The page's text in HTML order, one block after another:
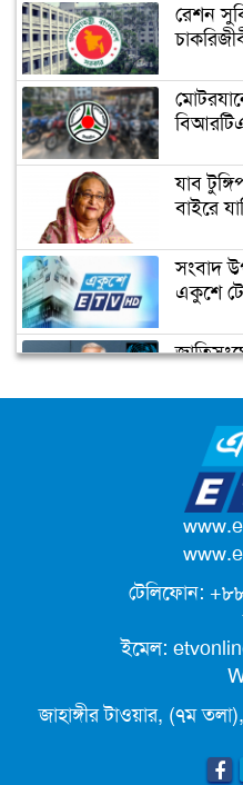
শিশু
ভিডিও
নির্মাণ
রেশন
যাব
বাইরে
সংবাদ
একুশে
লিগ্যাল
সেই
জেট
টেলিফোন:
ইমেল:
জাহাঙ্গীর টাওয়ার, (৭ম